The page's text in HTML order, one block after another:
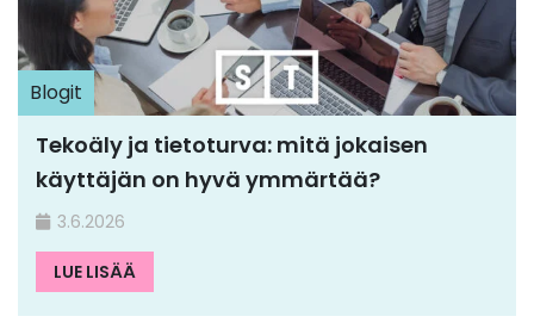
Blogit
Tekoäly ja tietoturva: mitä jokaisen
käyttäjän on hyvä ymmärtää?
3.6.2026
LUE LISÄÄ